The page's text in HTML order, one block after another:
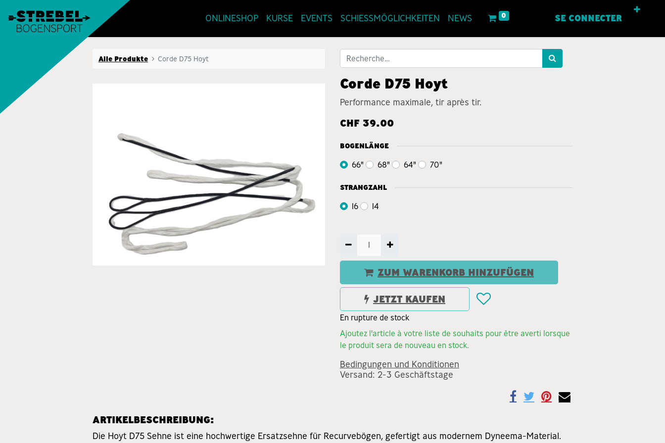
ONLINESHOP KURSE EVENTS SCHIESSMÖGLICHKEITEN NEWS 0 SE CONNECTER
Alle Produkte Corde D75 Hoyt
Corde D75 Hoyt
Performance maximale, tir après tir.
CHF 39.00
BOGENLÄNGE
66" 68" 64" 70"
STRANGZAHL
16 14
ZUM WARENKORB HINZUFÜGEN
JETZT KAUFEN
En rupture de stock
Ajoutez l'article à votre liste de souhaits pour être averti lorsque
le produit sera de nouveau en stock.
Bedingungen und Konditionen
Versand: 2-3 Geschäftstage
ARTIKELBESCHREIBUNG:
Die Hoyt D75 Sehne ist eine hochwertige Ersatzsehne für Recurvebögen, gefertigt aus modernem Dyneema-Material.